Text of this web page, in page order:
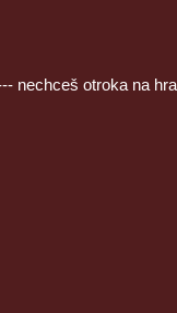
nechceš otroka na